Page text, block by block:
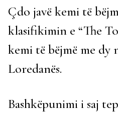
Çdo javë kemi të
klasifikimin e “The
kemi të bëjmë me dy
Loredanës.
Bashkëpunimi i saj